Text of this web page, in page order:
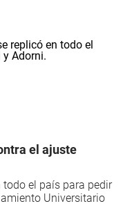
el ajuste
el país para pedir
Universitario